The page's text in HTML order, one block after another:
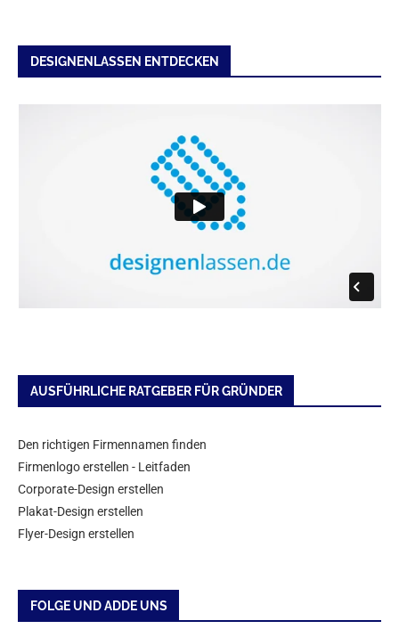
DESIGNENLASSEN ENTDECKEN
AUSFÜHRLICHE RATGEBER FÜR GRÜNDER
Den richtigen Firmennamen finden
Firmenlogo erstellen - Leitfaden
Corporate-Design erstellen
Plakat-Design erstellen
Flyer-Design erstellen
FOLGE UND ADDE UNS